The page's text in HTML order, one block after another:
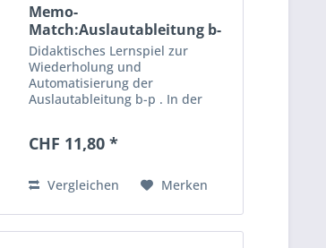
Memo-
Match:Auslautableitung b-
p, leicht
Didaktisches Lernspiel zur
Wiederholung und
Automatisierung der
Auslautableitung b-p . In der
einfachen Ableitungen. Vier
abwechslungsreichen...
CHF 11,80 *
Vergleichen Merken